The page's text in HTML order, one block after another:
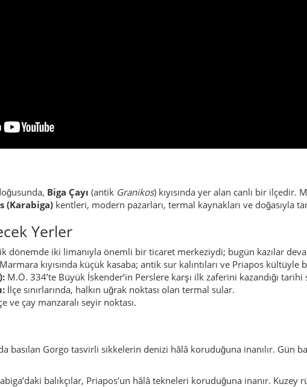
Biga Çayı (antik Granikos) kıyısında yer alan canlı bir ilçedir.
(Karabiga) kentleri, modern pazarları, termal kaynakları ve doğasıyla
Yerler
dönemde iki limanıyla önemli bir ticaret merkeziydi; bugün kazılar
Marmara kıyısında küçük kasaba; antik sur kalıntıları ve Priapos kültüyle
M.Ö. 334’te Büyük İskender’in Perslere karşı ilk zaferini kazandığı tarihi
İlçe sınırlarında, halkın uğrak noktası olan termal sular.
ve çay manzaralı seyir noktası.
basılan Gorgo tasvirli sikkelerin denizi hâlâ koruduğuna inanılır. Gün
balıkçılar, Priapos’un hâlâ tekneleri koruduğuna inanır.